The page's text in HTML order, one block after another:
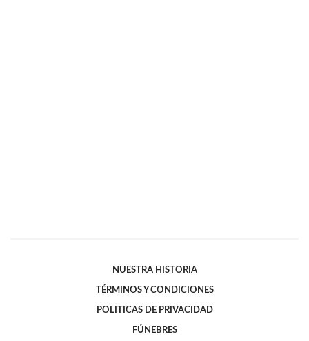
NUESTRA HISTORIA
TÉRMINOS Y CONDICIONES
POLITICAS DE PRIVACIDAD
FÚNEBRES